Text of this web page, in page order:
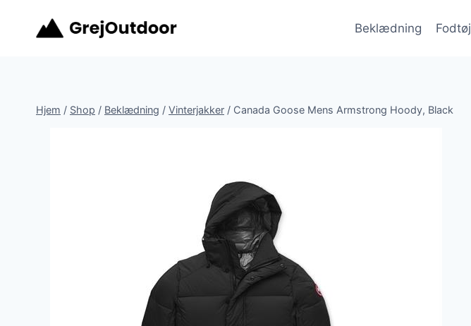
Beklædning Fodtøj
Hjem / Shop / Beklædning / Vinterjakker / Canada Goose Mens Armstrong Hoody, Black